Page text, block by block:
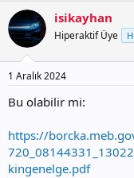
isikayhan
Hiperaktif Üye
1 Aralık 2024
Bu olabilir mi:
https://
kingenelge.pdf